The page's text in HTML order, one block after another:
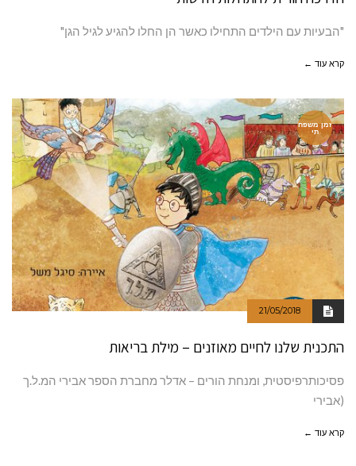
"הבעיות עם הילדים התחילו כאשר הן החלו להגיע לגיל הגן"
קרא עוד ←
זמן משפח
תי
21/05/2018
התכנית שלנו לחיים מאוזנים – מילת בריאות
פסיכותרפיסטית, ומנחת הורים – אדלר מחברת הספר אבירי המ.ל.ך
(אבירי
קרא עוד ←